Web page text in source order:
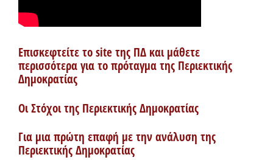
Επισκεφτείτε το site της ΠΔ και μάθετε
περισσότερα για το πρόταγμα της Περιεκτικής
Δημοκρατίας
Οι Στόχοι της Περιεκτικής Δημοκρατίας
Για μια πρώτη επαφή με την ανάλυση της
Περιεκτικής Δημοκρατίας